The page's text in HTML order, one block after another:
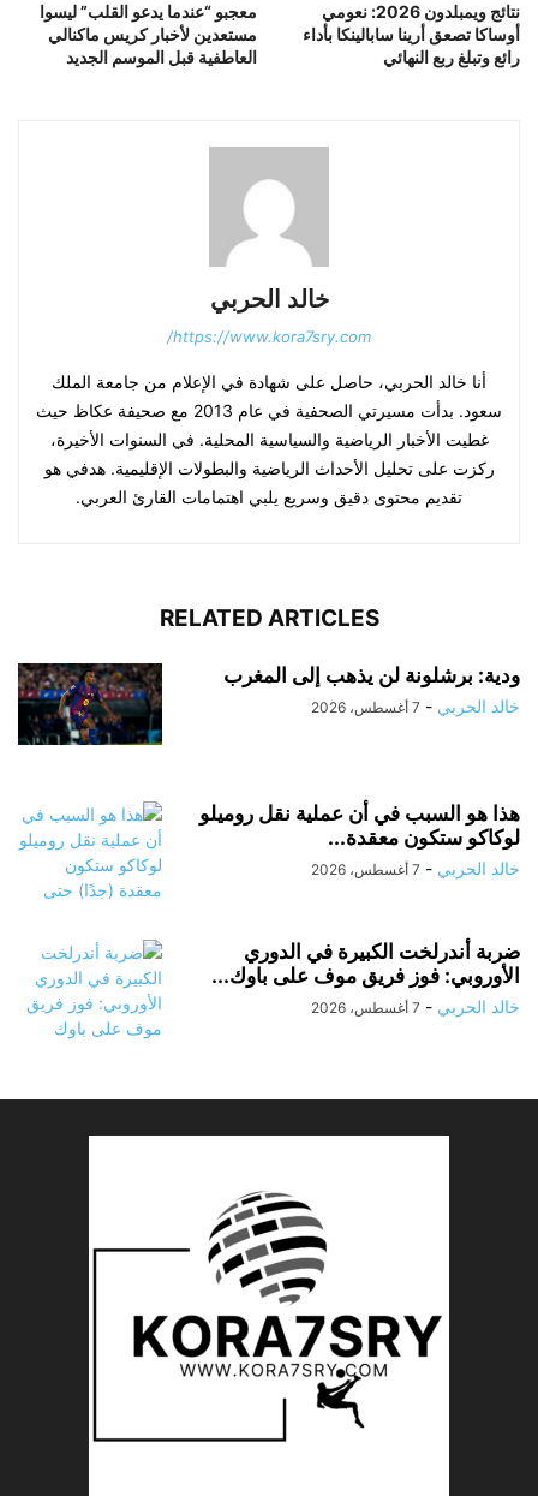
معجبو “عندما يدعو القلب” ليسوا
مستعدين لأخبار كريس ماكنالي
العاطفية قبل الموسم الجديد
نتائج ويمبلدون 2026: نعومي
أوساكا تصعق أرينا سابالينكا بأداء
رائع وتبلغ ربع النهائي
خالد الحربي
https://www.kora7sry.com/
أنا خالد الحربي، حاصل على شهادة في الإعلام من جامعة الملك
سعود. بدأت مسيرتي الصحفية في عام 2013 مع صحيفة عكاظ حيث
غطيت الأخبار الرياضية والسياسية المحلية. في السنوات الأخيرة،
ركزت على تحليل الأحداث الرياضية والبطولات الإقليمية. هدفي هو
تقديم محتوى دقيق وسريع يلبي اهتمامات القارئ العربي.
RELATED ARTICLES
ودية: برشلونة لن يذهب إلى المغرب
خالد الحربي - 7 أغسطس، 2026
هذا هو السبب في أن عملية نقل روميلو
لوكاكو ستكون معقدة...
خالد الحربي - 7 أغسطس، 2026
ضربة أندرلخت الكبيرة في الدوري
الأوروبي: فوز فريق موف على باوك...
خالد الحربي - 7 أغسطس، 2026